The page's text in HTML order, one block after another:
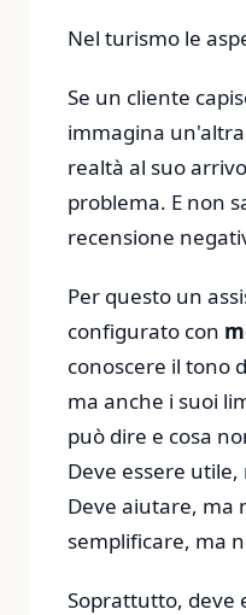
Nel turismo le
Se un cliente
immagina
realtà al suo
problema. E non
recensione
Per questo un
configurato con
conoscere il tono
ma anche i suoi
può dire e cosa
Deve essere
Deve aiutare, ma
semplificare, ma
Soprattutto, deve